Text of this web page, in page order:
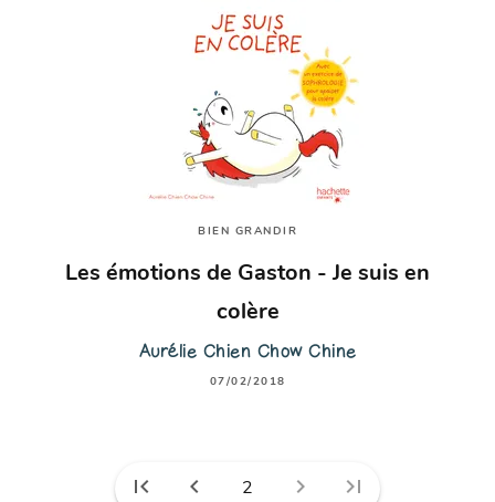
BIEN GRANDIR
Les émotions de Gaston - Je suis en
colère
Aurélie Chien Chow Chine
07/02/2018
first_page chevron_left 2 chevron_right last_page